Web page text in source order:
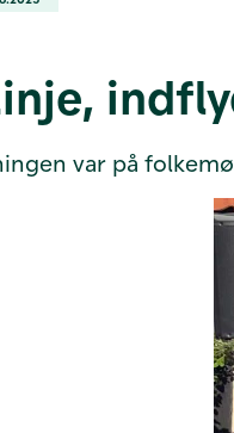
var på